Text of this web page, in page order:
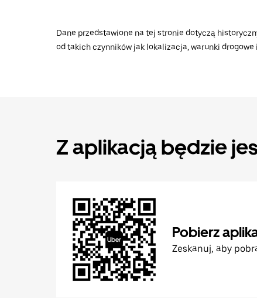
Dane przedstawione na tej stronie dotyczą
od takich czynników jak lokalizacja, warunki
Z aplikacją będzie
Pobierz
Zeskanuj, aby